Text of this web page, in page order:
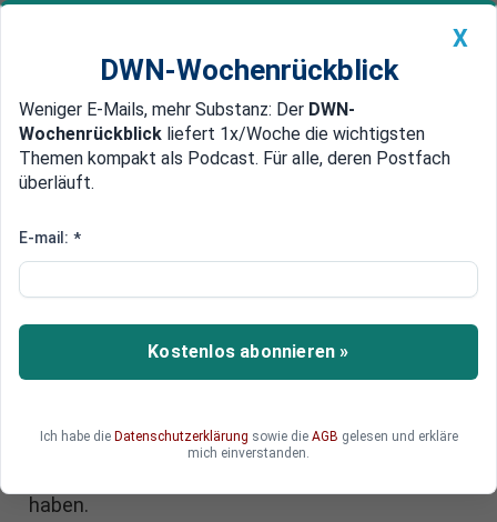
Newsticker MEIN DWN: Geldanlage Premium
Edelmetalle DWN-Magazin China
Scheinrechnungen und Bestechung
Rumänischer EU-Parlamentarier
zweigt EU-Fördergelder im
großen Stil ab
Behörden ermitteln gegen einen rumänischen
Rechnungen EU-Gelder kassiert haben soll. Er soll
mit fingierten Rechnungen Zahlungen in Höhe
haben.
X
DWN-Wochenrückblick
Weniger E-Mails, mehr Substanz: Der DWN-
Wochenrückblick liefert 1x/Woche die wichtigsten
Themen kompakt als Podcast. Für alle, deren Postfach
überläuft.
E-mail: *
Kostenlos abonnieren »
Ich habe die Datenschutzerklärung sowie die AGB gelesen und erkläre
mich einverstanden.